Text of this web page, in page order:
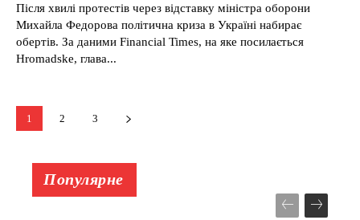
Після хвилі протестів через відставку міністра оборони
Михайла Федорова політична криза в Україні набирає
обертів. За даними Financial Times, на яке посилається
Hromadske, глава...
1 2 3
Популярне